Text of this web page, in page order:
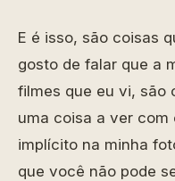
E é isso, são coisas
gosto de falar que a
filmes que eu vi, são
uma coisa a ver com
implícito na minha
que você não pode